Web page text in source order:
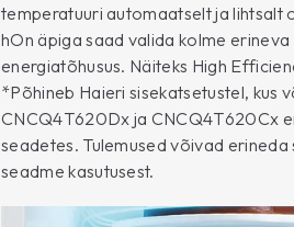
temperatuuri automaatselt ja lihtsalt
hOn äpiga saad valida kolme
energiatõhusus. Näiteks High
*Põhineb Haieri sisekatsetustel, kus
CNCQ4T620Dx ja CNCQ4T620Cx
seadetes. Tulemused võivad
seadme kasutusest.